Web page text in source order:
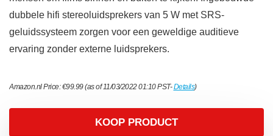
dubbele hifi stereoluidsprekers van 5 W met SRS-
geluidssysteem zorgen voor een geweldige auditieve
ervaring zonder externe luidsprekers.
Amazon.nl Price:€99.99(as of 11/03/2022 01:10 PST-Details)
KOOP PRODUCT